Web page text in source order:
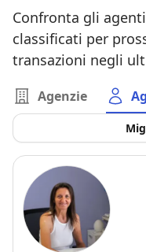
Confronta gli
classificati per
transazioni negli
Agenzie